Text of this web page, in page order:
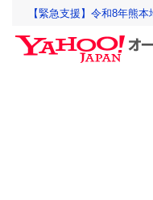
【緊急支援】令和8年熊